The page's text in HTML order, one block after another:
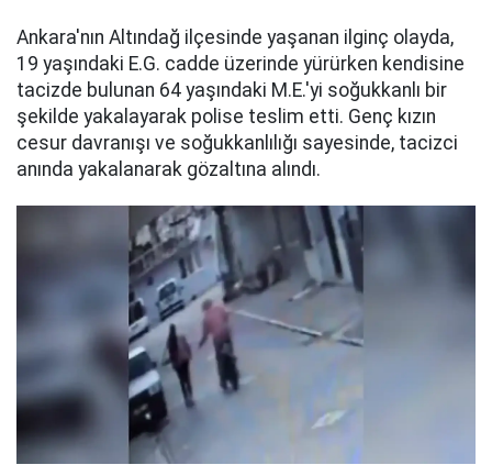
Ankara'nın Altındağ ilçesinde yaşanan ilginç olayda,
19 yaşındaki E.G. cadde üzerinde yürürken kendisine
tacizde bulunan 64 yaşındaki M.E.'yi soğukkanlı bir
şekilde yakalayarak polise teslim etti. Genç kızın
cesur davranışı ve soğukkanlılığı sayesinde, tacizci
anında yakalanarak gözaltına alındı.